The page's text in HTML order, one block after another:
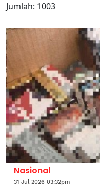
Jumlah: 1003
Nasional
31 Jul 2026 03:32pm